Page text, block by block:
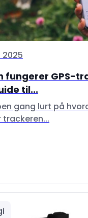
fungerer GPS-
til...
gang lurt på
trackeren...